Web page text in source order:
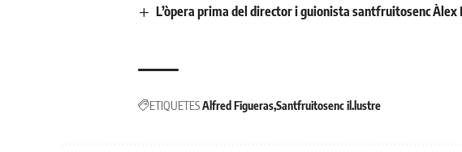
L’òpera prima del director i guionista santfruitosenc Àlex
ETIQUETESAlfred FiguerasSantfruitosenc il.lustre